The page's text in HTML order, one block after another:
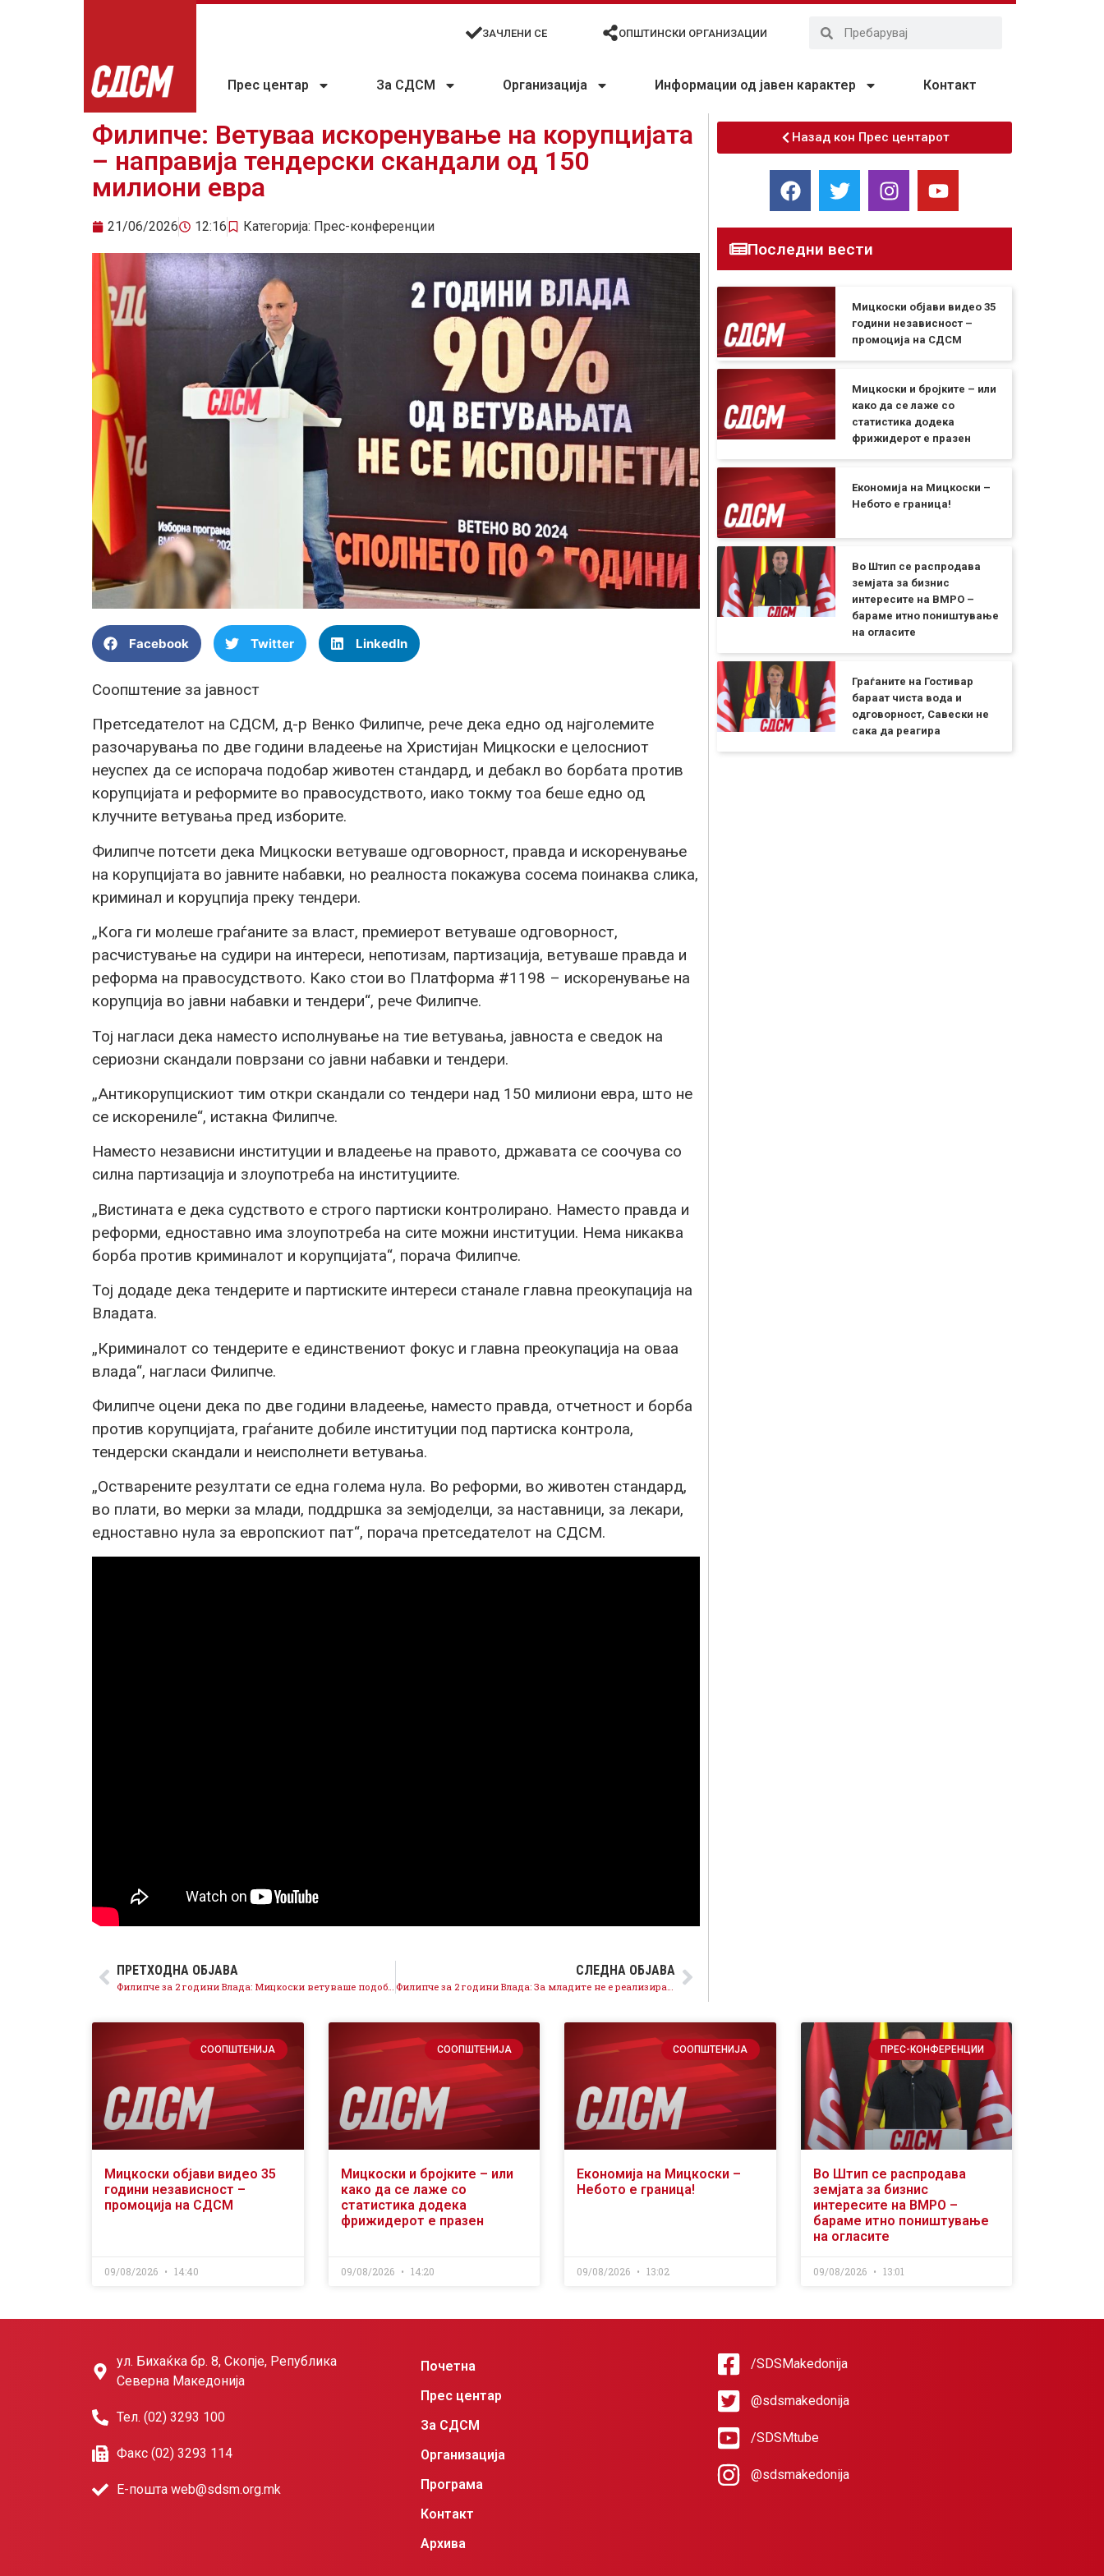
ЗАЧЛЕНИ СЕ ОПШТИНСКИ ОРГАНИЗАЦИИ
Прес центар За СДСМ Организација Информации од јавен карактер Контакт
Филипче: Ветуваа искоренување на корупцијата
– направија тендерски скандали од 150
милиони евра
21/06/2026 12:16 Категорија: Прес-конференции
Facebook Twitter LinkedIn
Соопштение за јавност
Претседателот на СДСМ, д-р Венко Филипче, рече дека едно од најголемите
разочарувања по две години владеење на Христијан Мицкоски е целосниот
неуспех да се испорача подобар животен стандард, и дебакл во борбата против
корупцијата и реформите во правосудството, иако токму тоа беше едно од
клучните ветувања пред изборите.
Филипче потсети дека Мицкоски ветуваше одговорност, правда и искоренување
на корупцијата во јавните набавки, но реалноста покажува сосема поинаква слика,
криминал и коруцпија преку тендери.
„Кога ги молеше граѓаните за власт, премиерот ветуваше одговорност,
расчистување на судири на интереси, непотизам, партизација, ветуваше правда и
реформа на правосудството. Како стои во Платформа #1198 – искоренување на
корупција во јавни набавки и тендери“, рече Филипче.
Тој нагласи дека наместо исполнување на тие ветувања, јавноста е сведок на
сериозни скандали поврзани со јавни набавки и тендери.
„Антикорупцискиот тим откри скандали со тендери над 150 милиони евра, што не
се искорениле“, истакна Филипче.
Наместо независни институции и владеење на правото, државата се соочува со
силна партизација и злоупотреба на институциите.
„Вистината е дека судството е строго партиски контролирано. Наместо правда и
реформи, едноставно има злоупотреба на сите можни институции. Нема никаква
борба против криминалот и корупцијата“, порача Филипче.
Тој додаде дека тендерите и партиските интереси станале главна преокупација на
Владата.
„Криминалот со тендерите е единствениот фокус и главна преокупација на оваа
влада“, нагласи Филипче.
Филипче оцени дека по две години владеење, наместо правда, отчетност и борба
против корупцијата, граѓаните добиле институции под партиска контрола,
тендерски скандали и неисполнети ветувања.
„Остварените резултати се една голема нула. Во реформи, во животен стандард,
во плати, во мерки за млади, поддршка за земјоделци, за наставници, за лекари,
едноставно нула за европскиот пат“, порача претседателот на СДСМ.
ПРЕТХОДНА ОБЈАВА
Филипче за 2 години Влада: Мицкоски ветуваше подобар живот а донесе поголема сиромаштија
СЛЕДНА ОБЈАВА
Филипче за 2 години Влада: За младите не е реализирана ниту една ветена мерка!
Назад кон Прес центарот
Последни вести
Мицкоски објави видео 35
години независност –
промоција на СДСМ
Мицкоски и бројките – или
како да се лаже со
статистика додека
фрижидерот е празен
Економија на Мицкоски –
Небото е граница!
Во Штип се распродава
земјата за бизнис
интересите на ВМРО –
бараме итно поништување
на огласите
Граѓаните на Гостивар
бараат чиста вода и
одговорност, Савески не
сака да реагира
СООПШТЕНИЈА
Мицкоски објави видео 35
години независност –
промоција на СДСМ
09/08/2026 14:40
СООПШТЕНИЈА
Мицкоски и бројките – или
како да се лаже со
статистика додека
фрижидерот е празен
09/08/2026 14:20
СООПШТЕНИЈА
Економија на Мицкоски –
Небото е граница!
09/08/2026 13:02
ПРЕС-КОНФЕРЕНЦИИ
Во Штип се распродава
земјата за бизнис
интересите на ВМРО –
бараме итно поништување
на огласите
09/08/2026 13:01
ул. Бихаќка бр. 8, Скопје, Република
Северна Македонија
Тел. (02) 3293 100
Факс (02) 3293 114
Е-пошта web@sdsm.org.mk
Почетна
Прес центар
За СДСМ
Организација
Програма
Контакт
Архива
/SDSMakedonija
@sdsmakedonija
/SDSMtube
@sdsmakedonija